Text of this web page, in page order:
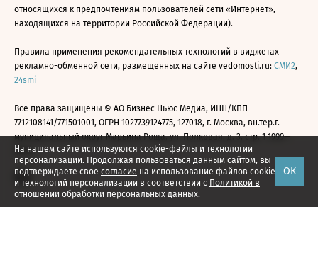
На нашем сайте используются cookie-файлы и технологии
персонализации. Продолжая пользоваться данным сайтом, вы
подтверждаете свое согласие на использование файлов cookie
и технологий персонализации в соответствии с Политикой в
отношении обработки персональных данных.
ОК
относящихся к предпочтениям пользователей сети «Интернет»,
находящихся на территории Российской Федерации).
Правила применения рекомендательных технологий в виджетах
рекламно-обменной сети, размещенных на сайте vedomosti.ru: СМИ2,
24smi
Все права защищены © АО Бизнес Ньюс Медиа, ИНН/КПП
7712108141/771501001, ОГРН 1027739124775, 127018, г. Москва, вн.тер.г.
муниципальный округ Марьина Роща, ул. Полковая, д. 3, стр. 1 1999—
2026